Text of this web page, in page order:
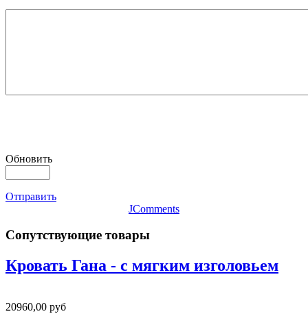
Обновить
Отправить
JComments
Сопутствующие товары
Кровать Гана - с мягким изголовьем
20960,00 руб